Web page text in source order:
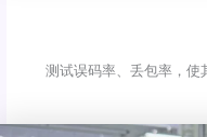
测试误码率、丢包率，使